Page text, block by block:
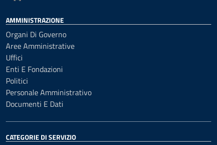
AMMINISTRAZIONE
Organi Di Governo
Aree Amministrative
Uffici
Enti E Fondazioni
Politici
Personale Amministrativo
Documenti E Dati
CATEGORIE DI SERVIZIO